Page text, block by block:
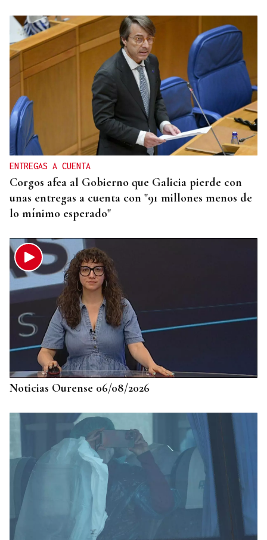
QUEN CHO DIXO
¿Sabe usted que el sushi gratis desata las colas en
Ourense?
ENTREGAS A CUENTA
Corgos afea al Gobierno que Galicia pierde con
unas entregas a cuenta con "91 millones menos de
lo mínimo esperado"
Noticias Ourense 06/08/2026